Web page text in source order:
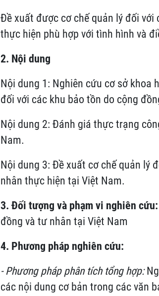
Đề xuất được cơ chế quản lý đối
thực hiện phù hợp với tình hình và
2. Nội dung
Nội dung 1: Nghiên cứu cơ sở khoa
đối với các khu bảo tồn do cộng
Nội dung 2: Đánh giá thực trạng
Nam.
Nội dung 3: Đề xuất cơ chế quản lý
nhân thực hiện tại Việt Nam.
3. Đối tượng và phạm vi nghiên cứu:
đồng và tư nhân tại Việt Nam
4. Phương pháp nghiên cứu:
- Phương pháp phân tích tổng hợp:
các nội dung cơ bản trong các văn